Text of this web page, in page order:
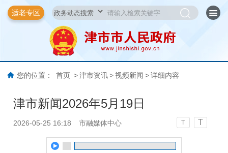
适老专区
您的位置： 首页 > 津市资讯 > 视频新闻 > 详细内容
津市新闻2026年5月19日
2026-05-25 16:18 市融媒体中心 T T